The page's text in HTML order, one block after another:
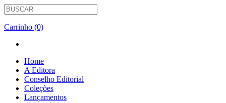
Carrinho (0)
Home
A Editora
Conselho Editorial
Coleções
Lançamentos